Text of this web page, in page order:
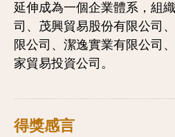
延伸成為一個企業體系，組
司、茂興貿易股份有限公司
限公司、潔逸實業有限公司
家貿易投資公司。
得獎感言